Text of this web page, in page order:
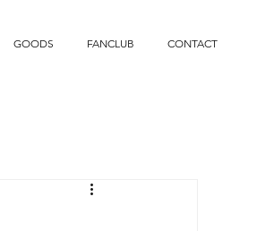
GOODS FANCLUB CONTACT